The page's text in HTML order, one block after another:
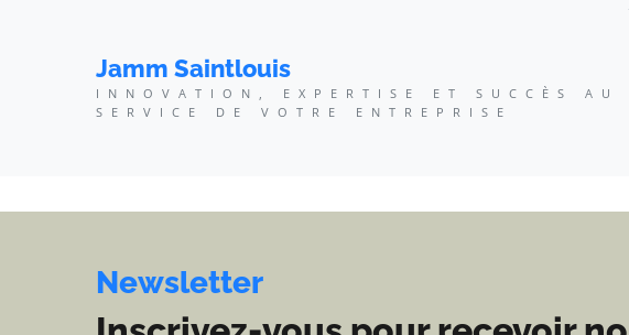
Jamm Saintlouis -
Jamm Saintlouis
INNOVATION, EXPERTISE ET SUCCÈS AU
SERVICE DE VOTRE ENTREPRISE
Newsletter